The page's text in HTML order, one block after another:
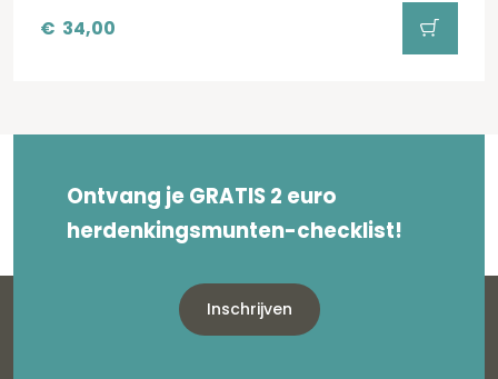
€ 34,00
Ontvang je GRATIS 2 euro
herdenkingsmunten-checklist!
Inschrijven